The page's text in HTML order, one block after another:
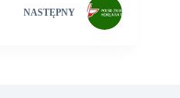
NASTĘPNY